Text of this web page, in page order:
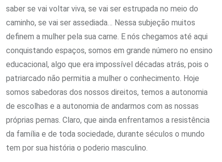
saber se vai voltar viva, se vai ser estrupada no meio do
caminho, se vai ser assediada… Nessa subjeção muitos
definem a mulher pela sua carne. E nós chegamos até aqui
conquistando espaços, somos em grande número no ensino
educacional, algo que era impossível décadas atrás, pois o
patriarcado não permitia a mulher o conhecimento. Hoje
somos sabedoras dos nossos direitos, temos a autonomia
de escolhas e a autonomia de andarmos com as nossas
próprias pernas. Claro, que ainda enfrentamos a resistência
da família e de toda sociedade, durante séculos o mundo
tem por sua história o poderio masculino.